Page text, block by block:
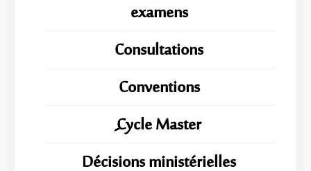
examens
Consultations
Conventions
ِِِCycle Master
Décisions ministérielles